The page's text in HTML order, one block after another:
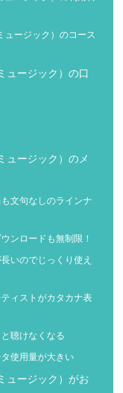
ュージック）のコース
ュージック）の口
ュージック）のメ
文句なしのラインナ
ンロードも無制限！
いのでじっくり使え
ィストがカタカナ表
聴けなくなる
使用量が大きい
ュージック）がお